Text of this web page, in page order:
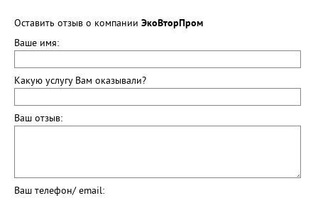
Оставить отзыв о компании ЭкоВторПром
Ваше имя:
Какую услугу Вам оказывали?
Ваш отзыв:
Ваш телефон/ email: